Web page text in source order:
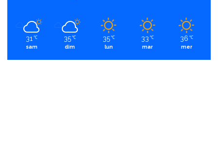
31 ℃
sam
35 ℃
dim
35 ℃
lun
33 ℃
mar
36 ℃
mer